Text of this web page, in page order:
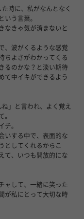
時に、私がなんとなく
いう言葉。
なきゃ気が済まないと
、波がくるような感覚
ちよさがわかってくる
るのかな？と淡い期待
て中イキができるよう
」と言われ、よく覚え
。
チ。
いする中で、表面的な
としてくれるからこ
て、いつも開放的にな
ャして、一緒に笑った
が私にとって大切な時